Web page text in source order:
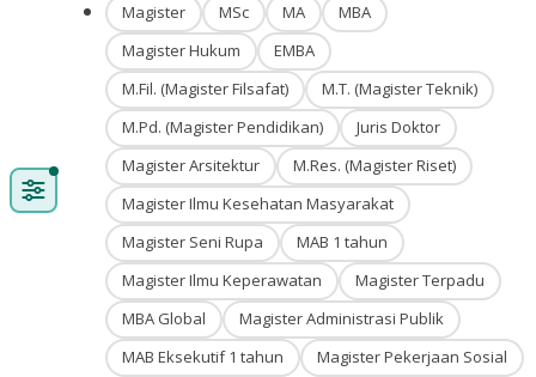
Magister MSc MA
MBA
Magister Hukum
EMBA
M.Fil. (Magister Filsafat)
M.T. (Magister Teknik)
M.Pd. (Magister Pendidikan)
Juris Doktor
Magister Arsitektur
M.Res. (Magister Riset)
Magister Ilmu Kesehatan Masyarakat
Magister Seni Rupa
MAB 1 tahun
Magister Ilmu Keperawatan
Magister Terpadu
MBA Global
Magister Administrasi Publik
MAB Eksekutif 1 tahun
Magister Pekerjaan Sosial